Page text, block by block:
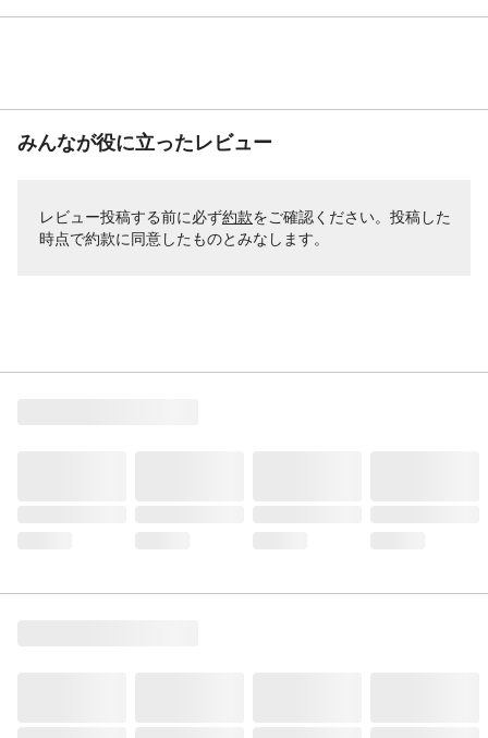
みんなが役に立ったレビュー
レビュー投稿する前に必ず約款をご確認ください。投稿した
時点で約款に同意したものとみなします。